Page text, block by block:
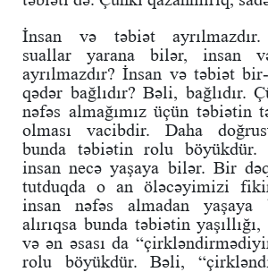
İnsan və təbiət ayrılmazdır.
suallar yarana bilər, insan
ayrılmazdır? İnsan və təbiət
qədər bağlıdır? Bəli, bağlıdır.
nəfəs almağımız üçün təbiətin
olması vacibdir. Daha
bunda təbiətin rolu böyükdür.
insan necə yaşaya bilər. Bir
tutduqda o an öləcəyimizi
insan nəfəs almadan yaşaya
alırıqsa bunda təbiətin yaşıllığı,
və ən əsası da
rolu böyükdür. Bəli,